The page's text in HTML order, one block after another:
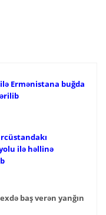
Ermənistana buğda
ilə həllinə
baş verən yanğın